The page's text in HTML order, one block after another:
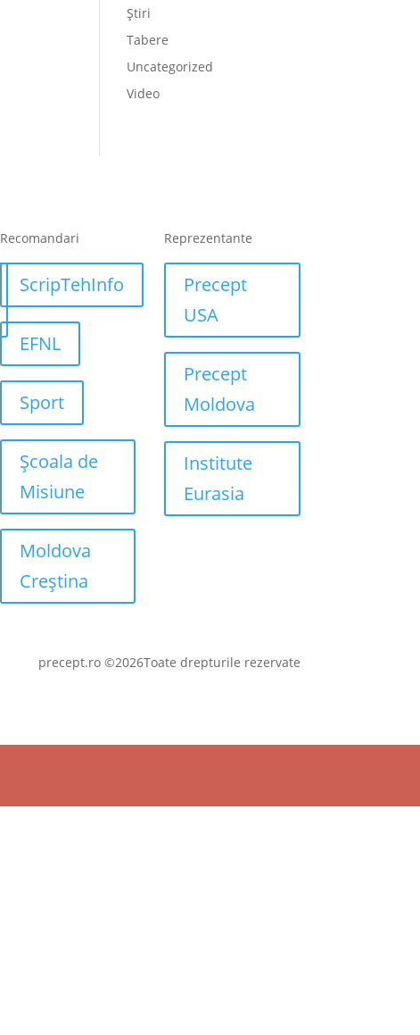
Știri
Tabere
Uncategorized
Video
Recomandari
ScripTehInfo
EFNL
Sport
Școala de
Misiune
Moldova
Creștina
Reprezentante
Precept
USA
Precept
Moldova
Institute
Eurasia
precept.ro ©2026Toate drepturile rezervate